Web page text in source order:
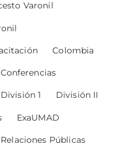
Varonil
Colombia
Conferencias
División 1 División II
ExaUMAD
Públicas